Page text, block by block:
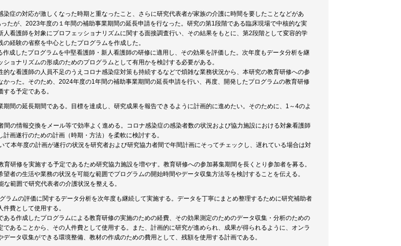
染症の対応が激しくなった時期と重なったこと、さらに研究代表者が家族の介護に時間を要したことなどがあ
たが、2023年度の１年間の補助事業期間の延長申請を行なった。研究の第1段階である臨床現場で中核的な実
人看護師を対象にプロフェッショナリズムに関する面接調査行い、その結果をもとに、第2段階として変容的学
経験の省察を中心としたプログラムを作成した。
成したプログラムを中堅看護師・新人看護師の研修に適用し、その効果を評価した。次年度もデータ分析を継
ョナリズムの形成のためのプログラムとして有用かを検討する必要がある。
的な看護師の人員不足のうえコロナ感染症対策も持続するなどで煩雑な業務状況から、本研究の教育研修への参
かった。そのため、2024年度の1年間の補助事業期間の延長申請を行い、再度、開発したプログラムの教育研修
る予定である。
期間の延長期間である。目標を達成し、研究成果を報告できるように計画的に進めたい。そのために、1～4のよ
間の情報交換をメール等で効率よく進める。コロナ感染症の感染者数の状況および協力施設における対象看護師
画遂行のための計画（時期・方法）を柔軟に検討する。
て本年度の計画が遂行の状況を研究者および研究協力者間で年間計画にそってチェックし、遅れている場合は対
育研修を実施する予定であるため研究協力施設を増やす。教育研修への参加募集期間を長くとり参加者を募る。
望者の生活や業務の状況を可能な範囲でプログラムの開始時間やデータ収集方法等を検討することを伝える。
な範囲で研究代表者の介護状況を整える。
ラムの評価に関するデータ分析を次年度も継続して実施する。データを丁寧にまとめ整理するために研究補助者
費として使用する。
ある作成したプログラムによる教育研修の実施のための経費、その効果測定のためのデータ収集・分析のための
であることから、その人件費として使用する。また、計画的に研究が進められ、成果が得られるように、オンラ
データ収集ができる環境整備、教材の作成のための費用として、残額を使用する計画である。